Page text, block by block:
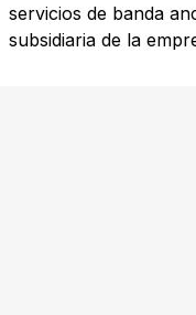
servicios de banda
subsidiaria de la